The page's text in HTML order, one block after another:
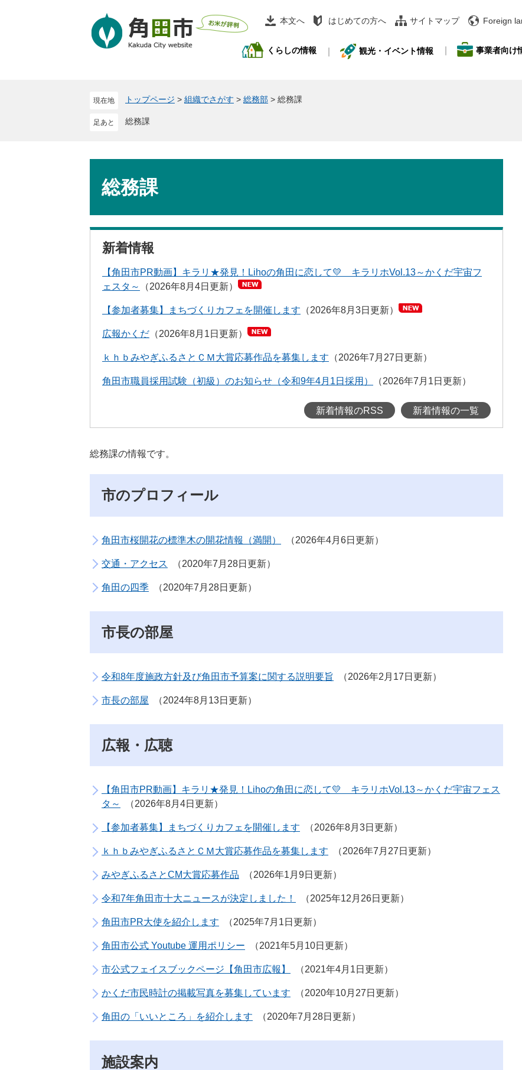
本文へ はじめての方へ サイトマップ Foreign
くらしの情報 観光・イベント情報 事業者向け
現在地 トップページ > 組織でさがす > 総務部 > 総務課
総務課
総務課
新着情報
【角田市PR動画】キラリ★発見！Lihoの角田に恋して💛 キラリホVol.13～かくだ宇宙フ
ェスタ～
2026年8月4日更新
【参加者募集】まちづくりカフェを開催します 2026年8月3日更新
広報かくだ 2026年8月1日更新
ｋｈｂみやぎふるさとＣＭ大賞応募作品を募集します 2026年7月27日更新
角田市職員採用試験（初級）のお知らせ（令和9年4月1日採用） 2026年7月1日更新
新着情報のRSS 新着情報の一覧
総務課の情報です。
市のプロフィール
角田市桜開花の標準木の開花情報（満開） 2026年4月6日更新
交通・アクセス 2020年7月28日更新
角田の四季 2020年7月28日更新
市長の部屋
令和8年度施政方針及び角田市予算案に関する説明要旨 2026年2月17日更新
市長の部屋 2024年8月13日更新
広報・広聴
【角田市PR動画】キラリ★発見！Lihoの角田に恋して💛 キラリホVol.13～かくだ宇宙フェス
タ～
2026年8月4日更新
【参加者募集】まちづくりカフェを開催します 2026年8月3日更新
ｋｈｂみやぎふるさとＣＭ大賞応募作品を募集します 2026年7月27日更新
みやぎふるさとCM大賞応募作品 2026年1月9日更新
令和7年角田市十大ニュースが決定しました！ 2025年12月26日更新
角田市PR大使を紹介します 2025年7月1日更新
角田市公式 Youtube 運用ポリシー 2021年5月10日更新
市公式フェイスブックページ【角田市広報】 2021年4月1日更新
かくだ市民時計の掲載写真を募集しています 2020年10月27日更新
角田の「いいところ」を紹介します 2020年7月28日更新
施設案内